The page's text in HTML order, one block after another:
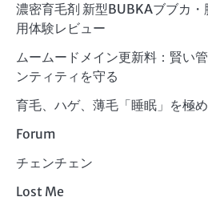
濃密育毛剤 新型BUBKAブブカ
用体験レビュー
ムームードメイン更新料：賢い
ンティティを守る
育毛、ハゲ、薄毛「睡眠」を極め
Forum
チェンチェン
Lost Me